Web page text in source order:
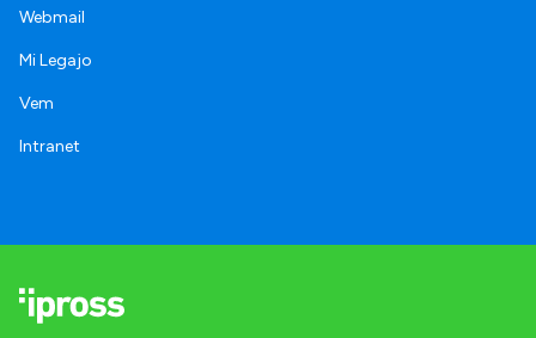
Webmail
Mi Legajo
Vem
Intranet